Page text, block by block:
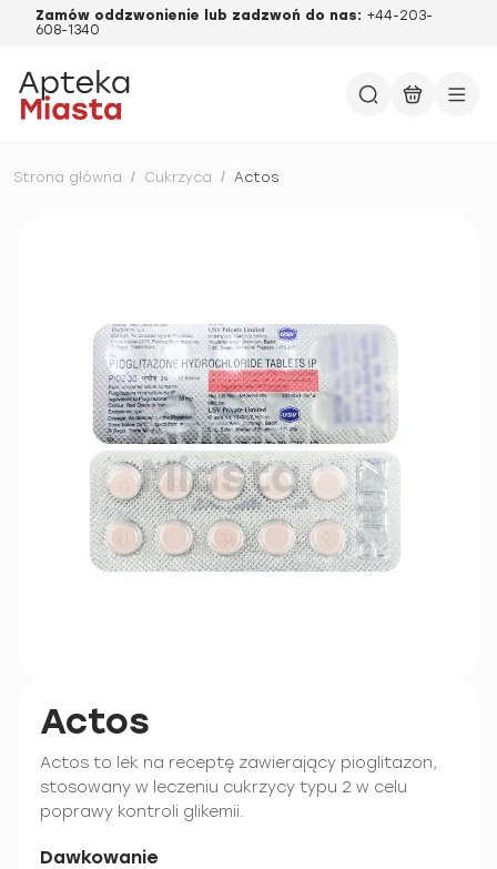
Zamów oddzwonienie lub zadzwoń do nas: +44-203-
608-1340
Strona główna / Cukrzyca / Actos
Actos
Actos to lek na receptę zawierający pioglitazon,
stosowany w leczeniu cukrzycy typu 2 w celu
poprawy kontroli glikemii.
Dawkowanie